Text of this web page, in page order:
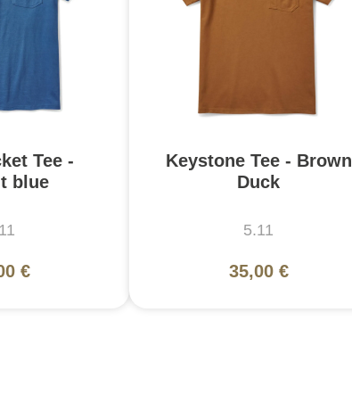
Tee -
blue
€
Keystone Tee - Brown
Duck
5.11
35,00 €